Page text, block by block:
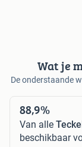
Wat je
De onderstaande
88,9%
Van alle
beschikbaar